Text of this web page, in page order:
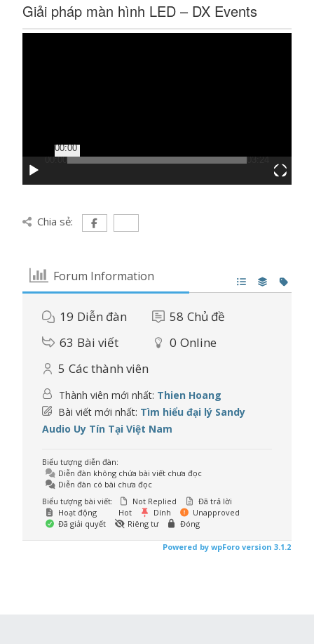
Giải pháp màn hình LED – DX Events
00:00
00:00
03:24
Chia sẻ:
Forum Information
19 Diễn đàn 58 Chủ đề
63 Bài viết 0 Online
5 Các thành viên
Thành viên mới nhất: Thien Hoang
Bài viết mới nhất: Tìm hiểu đại lý Sandy
Audio Uy Tín Tại Việt Nam
Biểu tượng diễn đàn:
Diễn đàn không chứa bài viết chưa đọc
Diễn đàn có bài chưa đọc
Biểu tượng bài viết:
Not Replied
Đã trả lời
Hoạt động
Hot Dính
Unapproved
Đã giải quyết
Riêng tư Đóng
Powered by wpForo version 3.1.2